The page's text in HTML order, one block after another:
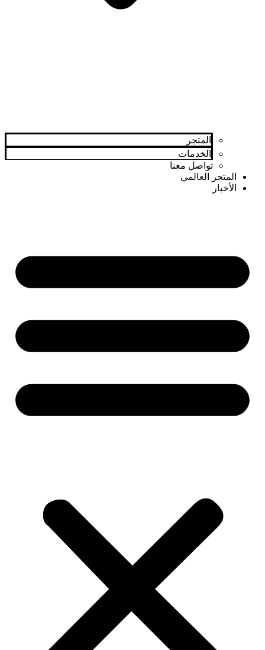
المتجر
الخدمات
تواصل معنا
المتجر العالمي
الأخبار